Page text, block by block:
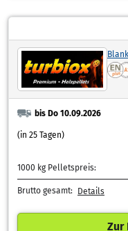
bis Do 10.09.2026
(in 25 Tagen)
1000 kg Pelletspreis:
Brutto gesamt: Details
Zur